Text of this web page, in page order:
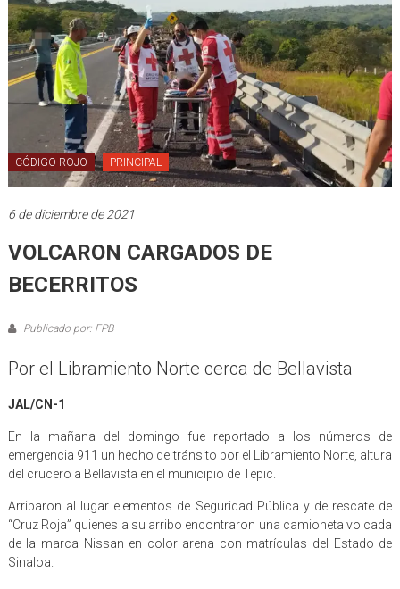
CÓDIGO ROJO PRINCIPAL
6 de diciembre de 2021
VOLCARON CARGADOS DE
BECERRITOS
Publicado por: FPB
Por el Libramiento Norte cerca de Bellavista
JAL/CN-1
En la mañana del domingo fue reportado a los números de
emergencia 911 un hecho de tránsito por el Libramiento Norte, altura
del crucero a Bellavista en el municipio de Tepic.
Arribaron al lugar elementos de Seguridad Pública y de rescate de
“Cruz Roja” quienes a su arribo encontraron una camioneta volcada
de la marca Nissan en color arena con matrículas del Estado de
Sinaloa.